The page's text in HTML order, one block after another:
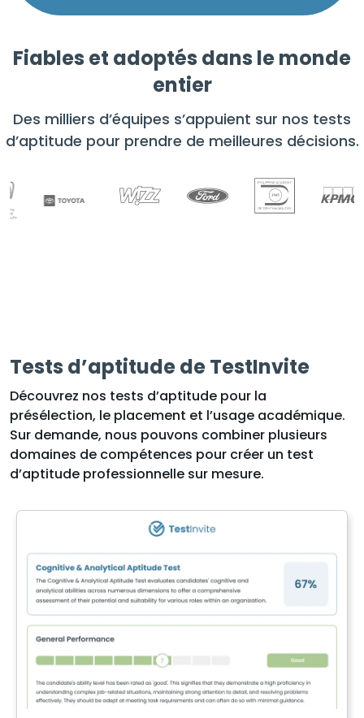
Fiables et adoptés dans le monde
entier
Des milliers d’équipes s’appuient sur nos tests
d’aptitude pour prendre de meilleures décisions.
Tests d’aptitude de TestInvite
Découvrez nos tests d’aptitude pour la
présélection, le placement et l’usage académique.
Sur demande, nous pouvons combiner plusieurs
domaines de compétences pour créer un test
d’aptitude professionnelle sur mesure.